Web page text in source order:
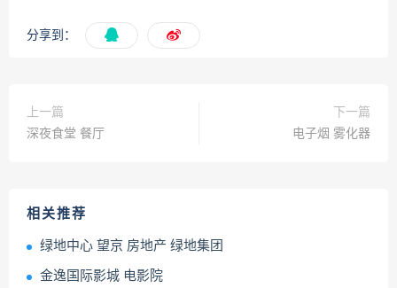
分享到：
上一篇
深夜食堂 餐厅
下一篇
电子烟 雾化器
相关推荐
绿地中心 望京 房地产 绿地集团
金逸国际影城 电影院